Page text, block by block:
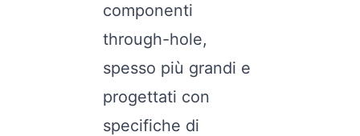
componenti
through-hole,
spesso più grandi e
progettati con
specifiche di